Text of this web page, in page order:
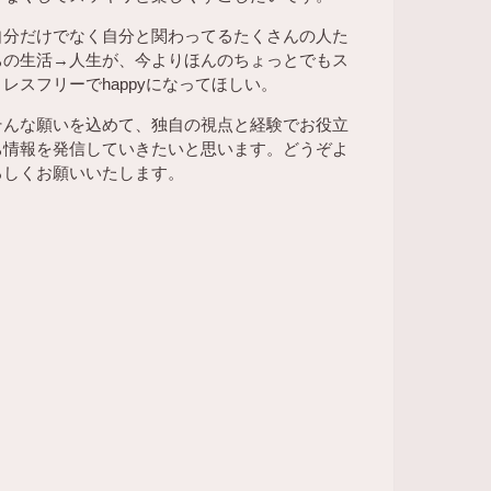
分だけでなく自分と関わってるたくさんの人た
の生活→人生が、今よりほんのちょっとでもス
スフリーでhappyになってほしい。
んな願いを込めて、独自の視点と経験でお役立
情報を発信していきたいと思います。どうぞよ
くお願いいたします。